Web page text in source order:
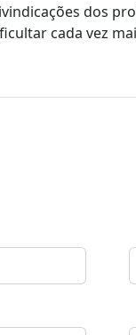
dos
cada vez